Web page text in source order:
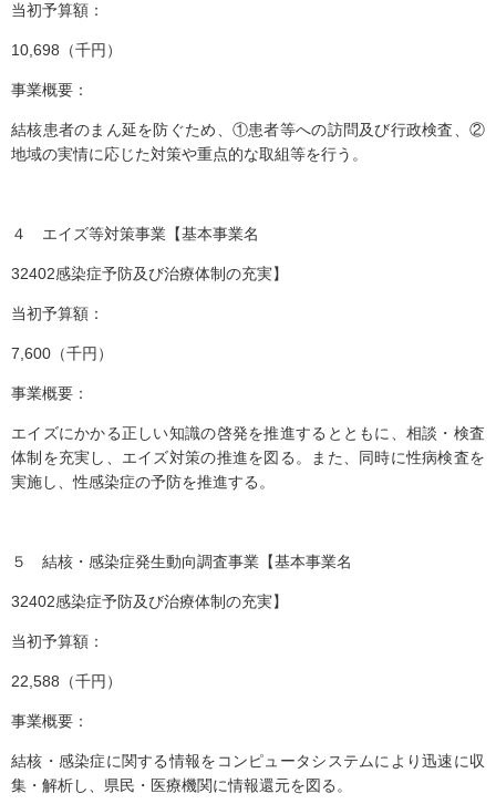
当初予算額：
10,698（千円）
事業概要：
結核患者のまん延を防ぐため、①患者等への訪問及び行政検査、②
地域の実情に応じた対策や重点的な取組等を行う。
４ エイズ等対策事業【基本事業名
32402感染症予防及び治療体制の充実】
当初予算額：
7,600（千円）
事業概要：
エイズにかかる正しい知識の啓発を推進するとともに、相談・検査
体制を充実し、エイズ対策の推進を図る。また、同時に性病検査を
実施し、性感染症の予防を推進する。
５ 結核・感染症発生動向調査事業【基本事業名
32402感染症予防及び治療体制の充実】
当初予算額：
22,588（千円）
事業概要：
結核・感染症に関する情報をコンピュータシステムにより迅速に収
集・解析し、県民・医療機関に情報還元を図る。